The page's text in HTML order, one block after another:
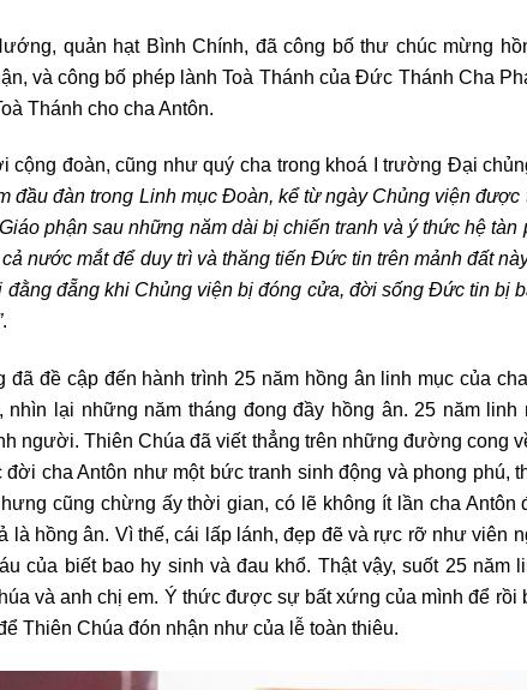
quản hạt Bình Chính, đã công bố thư chúc mừng
và công bố phép lành Toà Thánh của Đức Thánh Cha
Thánh cho cha Antôn.
đoàn, cũng như quý cha trong khoá I trường Đại
đầu đàn trong Linh mục Đoàn, kể từ ngày Chủng viện
phận sau những năm dài bị chiến tranh và ý thức hệ tàn
nước mắt để duy trì và thăng tiến Đức tin trên mảnh đất
đẵng khi Chủng viện bị đóng cửa, đời sống Đức tin bị
.
đề cập đến hành trình 25 năm hồng ân linh mục của
lại những năm tháng đong đầy hồng ân. 25 năm linh
người. Thiên Chúa đã viết thẳng trên những đường cong
cha Antôn như một bức tranh sinh động và phong phú,
cũng chừng ấy thời gian, có lẽ không ít lần cha Antôn
hồng ân. Vì thế, cái lấp lánh, đẹp đẽ và rực rỡ như viên
của biết bao hy sinh và đau khổ. Thật vậy, suốt 25 năm
và anh chị em. Ý thức được sự bất xứng của mình để rồi
Thiên Chúa đón nhận như của lễ toàn thiêu.